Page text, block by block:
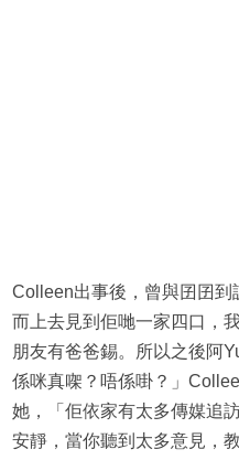
Colleen出事後，曾與囝囝到
而上去見到佢哋一家四口，
朋友有爸爸錫。所以之後阿
係咪真㗎？唔係啩？」
她，「佢依家有太多傳媒追
安靜，當你聽到太多意見，